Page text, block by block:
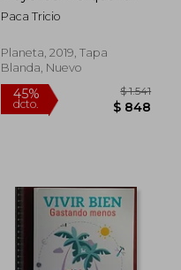
Indignación no se
Jubila Nunca (Breve)
Paca Tricio
Planeta, 2019, Tapa
Blanda, Nuevo